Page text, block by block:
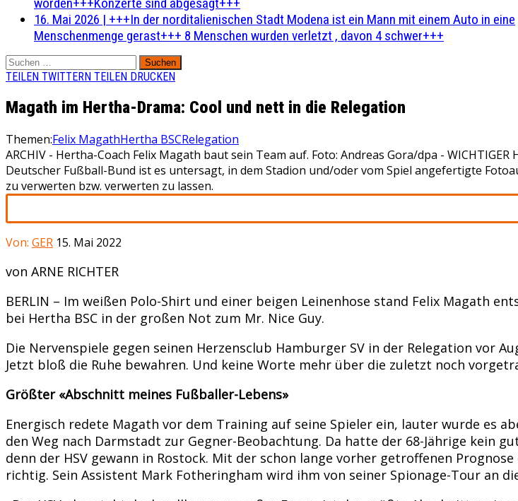
16. Mai 2026 | +++In der norditalienischen Stadt Modena ist ein Mann mit einem Auto in eine
Menschenmenge gerast+++ 8 Menschen wurden verletzt , davon 4 schwer+++
Suchen
nach:
TEILEN TWITTERN TEILEN DRUCKEN
Magath im Hertha-Drama: Cool und nett in die Relegation
Themen:Felix MagathHertha BSCRelegation
ARCHIV - Hertha-Coach Felix Magath baut sein Team auf. Foto: Andreas Gora/dpa -
Deutscher Fußball-Bund ist es untersagt, in dem Stadion und/oder vom Spiel angefertigte
zu verwerten bzw. verwerten zu lassen.
Von: GER 15. Mai 2022
von ARNE RICHTER
BERLIN – Im weißen Polo-Shirt und einer beigen Leinenhose stand Felix Magath
bei Hertha BSC in der großen Not zum Mr. Nice Guy.
Die Nervenspiele gegen seinen Herzensclub Hamburger SV in der Relegation vor
Jetzt bloß die Ruhe bewahren. Und keine Worte mehr über die zuletzt noch
Größter «Abschnitt meines Fußballer-Lebens»
Energisch redete Magath vor dem Training auf seine Spieler ein, lauter wurde es
den Weg nach Darmstadt zur Gegner-Beobachtung. Da hatte der 68-Jährige kein
denn der HSV gewann in Rostock. Mit der schon lange vorher getroffenen
richtig. Sein Assistent Mark Fotheringham wird ihm von seiner Spionage-Tour an